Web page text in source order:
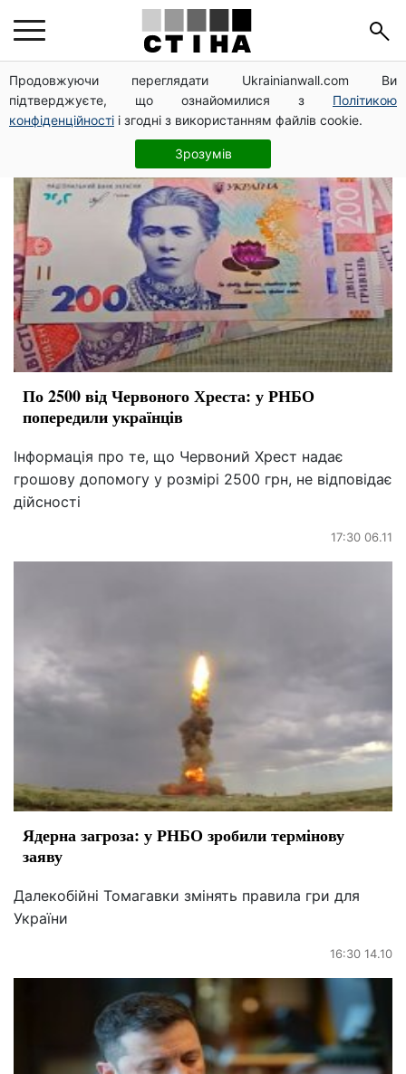
Продовжуючи переглядати Ukrainianwall.com Ви
підтверджуєте, що ознайомилися з Політикою
конфіденційності і згодні з використанням файлів cookie.
Зрозумів
СНБО
По 2500 від Червоного Хреста: у РНБО
попередили українців
Інформація про те, що Червоний Хрест надає
грошову допомогу у розмірі 2500 грн, не відповідає
дійсності
17:30 06.11
Ядерна загроза: у РНБО зробили термінову
заяву
Далекобійні Томагавки змінять правила гри для
України
16:30 14.10